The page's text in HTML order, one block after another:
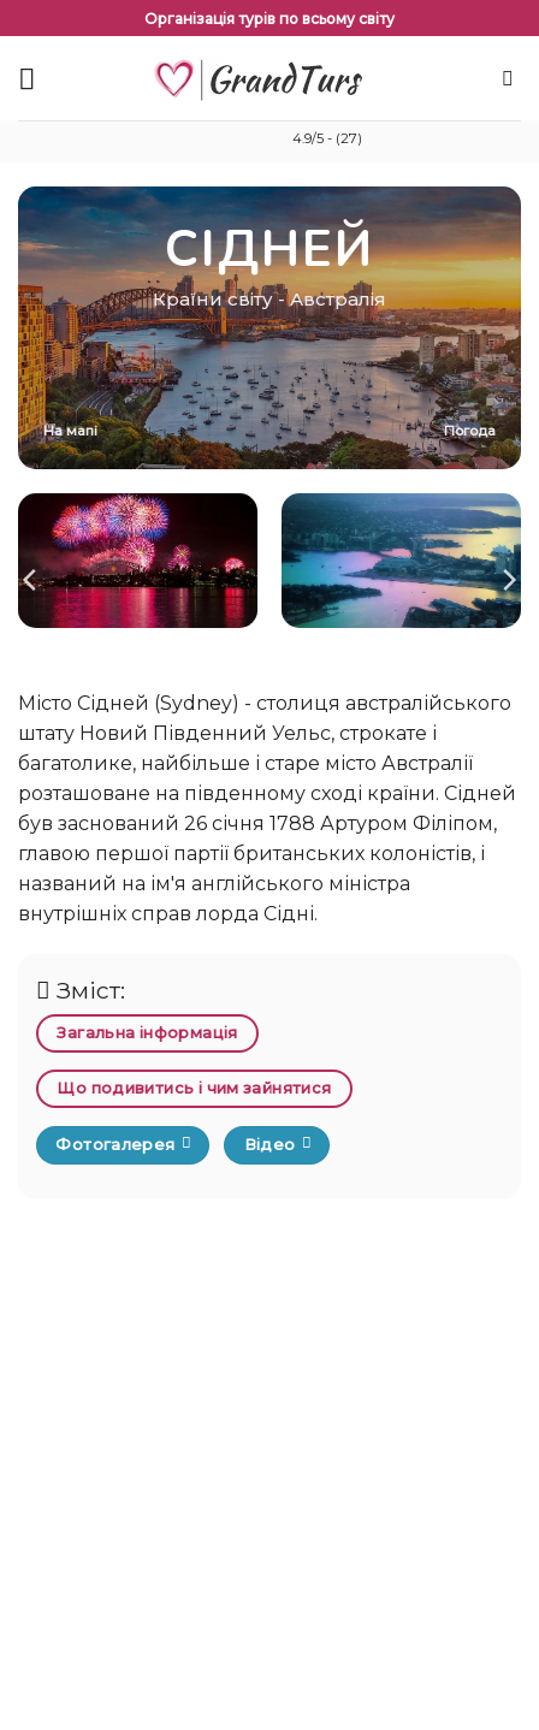
змісту
Організація турів по всьому світу
4.9/5 - (27)
СІДНЕЙ
Країни світу-Австралія
На мапі Погода
Місто Сідней (Sydney) - столиця австралійського
штату Новий Південний Уельс, строкате і
багатолике, найбільше і старе місто Австралії
розташоване на південному сході країни. Сідней
був заснований 26 січня 1788 Артуром Філіпом,
главою першої партії британських колоністів, і
названий на ім'я англійського міністра
внутрішніх справ лорда Сідні.
Зміст:
Загальна інформація
Що подивитись і чим зайнятися
Фотогалерея Відео